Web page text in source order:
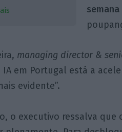
semana
managing director &
IA em Portugal está a
evidente”.
o executivo ressalva